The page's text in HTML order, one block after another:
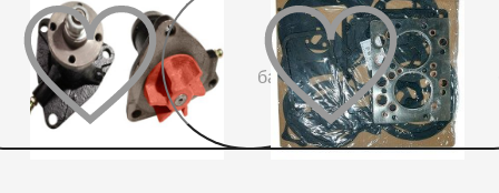
До
бажаного